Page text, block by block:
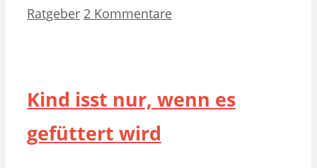
Kategorien
Ratgeber 2 Kommentare
Kind isst nur, wenn es
gefüttert wird